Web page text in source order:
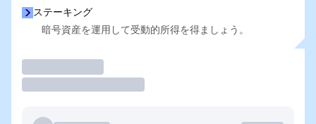
ステーキング
暗号資産を運用して受動的所得を得ましょう。